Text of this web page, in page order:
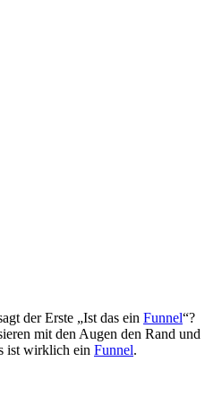
der Erste „Ist das ein Funnel“?
mit den Augen den Rand und
ist wirklich ein Funnel.